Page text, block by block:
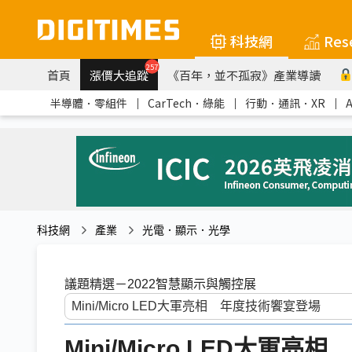
科技網
首頁 漲價大追蹤257 《百年，並不孤寂》產業導讀
半導體．零組件 ｜ CarTech．綠能 ｜ 行動．通訊．XR ｜
科技網 產業 光電．顯示．光學
議題精選－2022智慧顯示與觸控展